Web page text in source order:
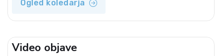
Ogled koledarja
Video objave